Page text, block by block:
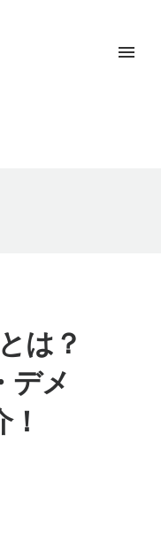
は？
デメ